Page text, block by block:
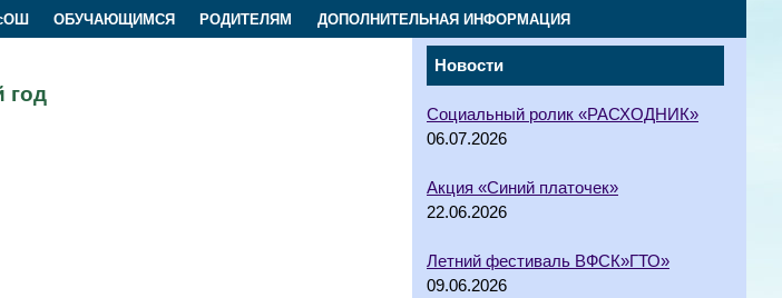
ОБУЧАЮЩИМСЯ РОДИТЕЛЯМ ДОПОЛНИТЕЛЬНАЯ ИНФОРМАЦИЯ
Новости
Социальный ролик «РАСХОДНИК»
06.07.2026
Акция «Синий платочек»
22.06.2026
Летний фестиваль ВФСК»ГТО»
09.06.2026
год